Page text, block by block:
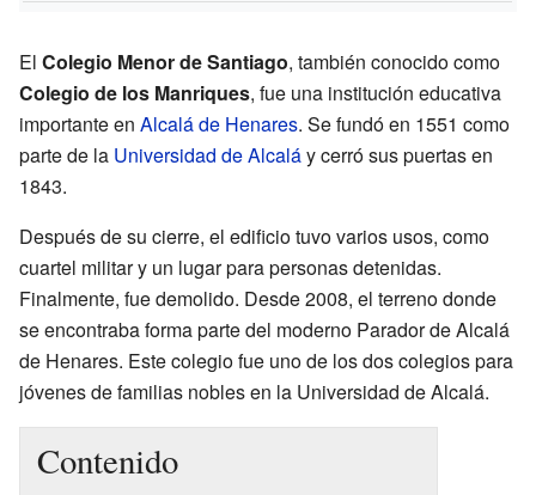
El Colegio Menor de Santiago, también conocido como
Colegio de los Manriques, fue una institución educativa
importante en Alcalá de Henares. Se fundó en 1551 como
parte de la Universidad de Alcaláy cerró sus puertas en
1843.
Después de su cierre, el edificio tuvo varios usos, como
cuartel militar y un lugar para personas detenidas.
Finalmente, fue demolido. Desde 2008, el terreno donde
se encontraba forma parte del moderno Parador de Alcalá
de Henares. Este colegio fue uno de los dos colegios para
jóvenes de familias nobles en la Universidad de Alcalá.
Contenido